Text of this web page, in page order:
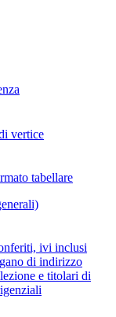
vertice
tabellare
ivi inclusi
di indirizzo
e titolari di